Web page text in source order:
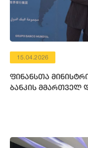
15.04.2026
ფინანსთა
ბანკის მმართველ